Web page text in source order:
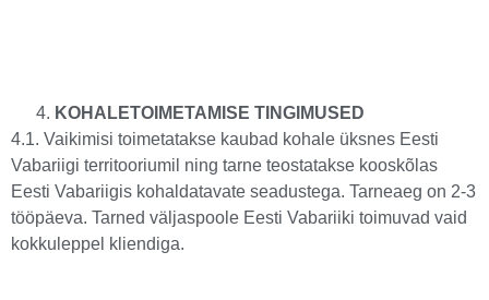
KOHALETOIMETAMISE TINGIMUSED
4.1. Vaikimisi toimetatakse kaubad kohale üksnes Eesti
Vabariigi territooriumil ning tarne teostatakse kooskõlas
Eesti Vabariigis kohaldatavate seadustega. Tarneaeg on 2-3
tööpäeva. Tarned väljaspoole Eesti Vabariiki toimuvad vaid
kokkuleppel kliendiga.